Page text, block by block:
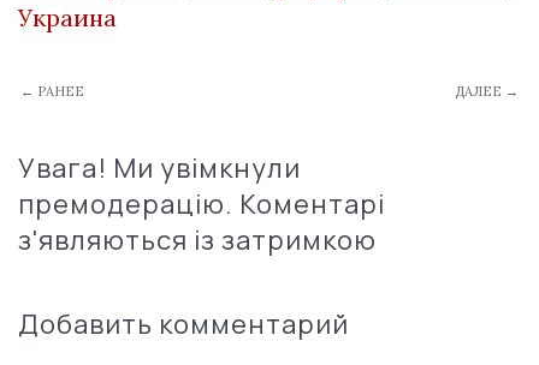
Украина
← РАНЕЕ ДАЛЕЕ →
Увага! Ми увімкнули
премодерацію. Коментарі
з'являються із затримкою
Добавить комментарий